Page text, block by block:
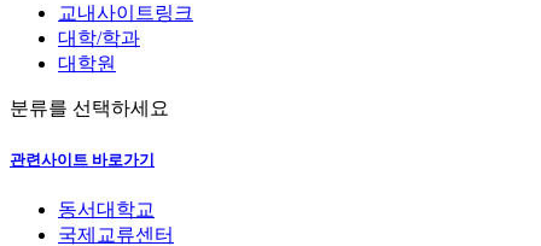
교내사이트링크
대학/학과
대학원
분류를 선택하세요
관련사이트 바로가기
동서대학교
국제교류센터